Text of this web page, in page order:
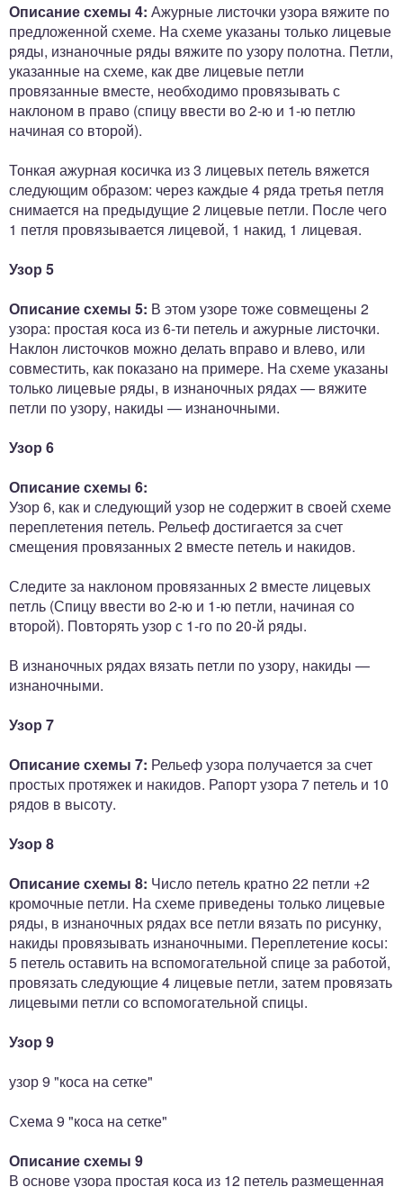
Описание схемы 4: Ажурные листочки узора вяжите по
предложенной схеме. На схеме указаны только лицевые
ряды, изнаночные ряды вяжите по узору полотна. Петли,
указанные на схеме, как две лицевые петли
провязанные вместе, необходимо провязывать с
наклоном в право (спицу ввести во 2-ю и 1-ю петлю
начиная со второй).
Тонкая ажурная косичка из 3 лицевых петель вяжется
следующим образом: через каждые 4 ряда третья петля
снимается на предыдущие 2 лицевые петли. После чего
1 петля провязывается лицевой, 1 накид, 1 лицевая.
Узор 5
Описание схемы 5: В этом узоре тоже совмещены 2
узора: простая коса из 6-ти петель и ажурные листочки.
Наклон листочков можно делать вправо и влево, или
совместить, как показано на примере. На схеме указаны
только лицевые ряды, в изнаночных рядах — вяжите
петли по узору, накиды — изнаночными.
Узор 6
Описание схемы 6:
Узор 6, как и следующий узор не содержит в своей схеме
переплетения петель. Рельеф достигается за счет
смещения провязанных 2 вместе петель и накидов.
Следите за наклоном провязанных 2 вместе лицевых
петль (Спицу ввести во 2-ю и 1-ю петли, начиная со
второй). Повторять узор с 1-го по 20-й ряды.
В изнаночных рядах вязать петли по узору, накиды —
изнаночными.
Узор 7
Описание схемы 7: Рельеф узора получается за счет
простых протяжек и накидов. Рапорт узора 7 петель и 10
рядов в высоту.
Узор 8
Описание схемы 8: Число петель кратно 22 петли +2
кромочные петли. На схеме приведены только лицевые
ряды, в изнаночных рядах все петли вязать по рисунку,
накиды провязывать изнаночными. Переплетение косы:
5 петель оставить на вспомогательной спице за работой,
провязать следующие 4 лицевые петли, затем провязать
лицевыми петли со вспомогательной спицы.
Узор 9
узор 9 "коса на сетке"
Схема 9 "коса на сетке"
Описание схемы 9
В основе узора простая коса из 12 петель размещенная